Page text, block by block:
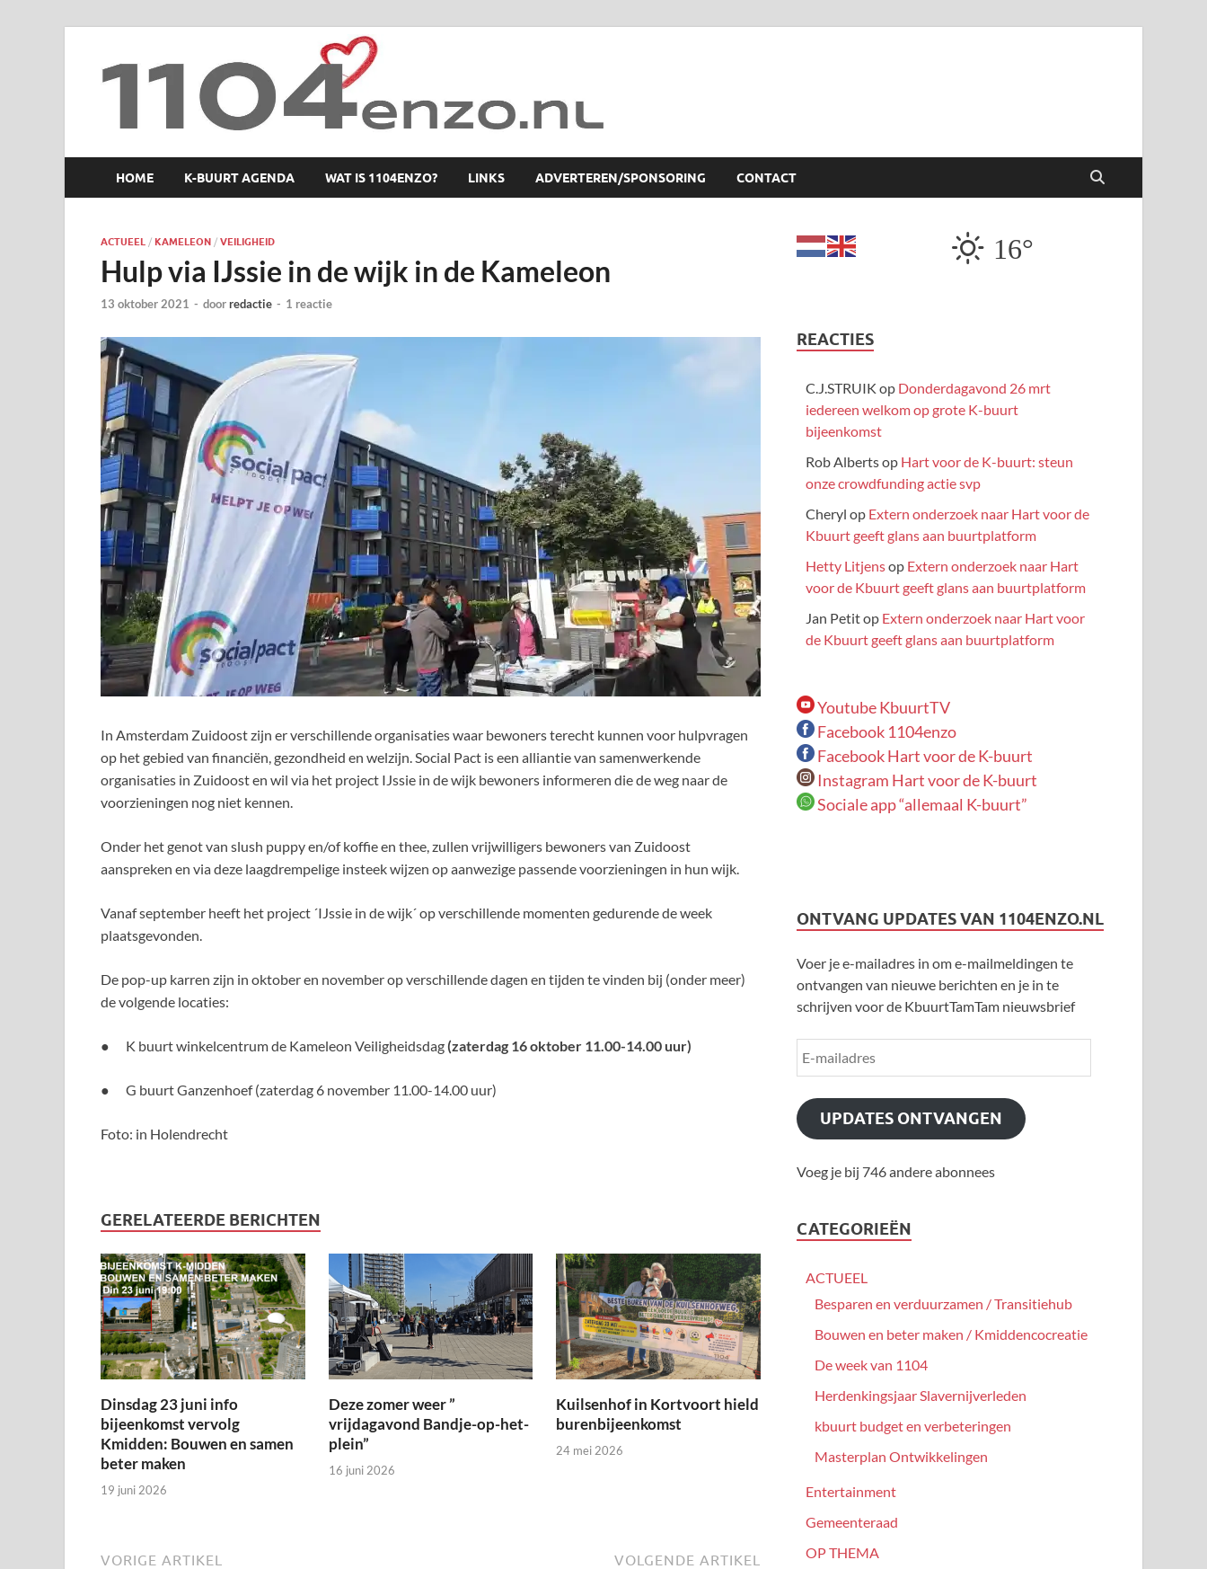
1104 en zo
HOME K-BUURT AGENDA WAT IS 1104ENZO? LINKS ADVERTEREN/SPONSORING CONTACT
ACTUEEL / KAMELEON / VEILIGHEID
Hulp via IJssie in de wijk in de Kameleon
13 oktober 2021 - doorredactie - 1 reactie
In Amsterdam Zuidoost zijn er verschillende organisaties waar bewoners terecht kunnen voor hulpvragen
op het gebied van financiën, gezondheid en welzijn. Social Pact is een alliantie van samenwerkende
organisaties in Zuidoost en wil via het project IJssie in de wijk bewoners informeren die de weg naar de
voorzieningen nog niet kennen.
Onder het genot van slush puppy en/of koffie en thee, zullen vrijwilligers bewoners van Zuidoost
aanspreken en via deze laagdrempelige insteek wijzen op aanwezige passende voorzieningen in hun wijk.
Vanaf september heeft het project ´IJssie in de wijk´ op verschillende momenten gedurende de week
plaatsgevonden.
De pop-up karren zijn in oktober en november op verschillende dagen en tijden te vinden bij (onder meer)
de volgende locaties:
● K buurt winkelcentrum de Kameleon Veiligheidsdag(zaterdag 16 oktober 11.00-14.00 uur)
● G buurt Ganzenhoef (zaterdag 6 november 11.00-14.00 uur)
Foto: in Holendrecht
GERELATEERDE BERICHTEN
Dinsdag 23 juni info
bijeenkomst vervolg
Kmidden: Bouwen en samen
beter maken
19 juni 2026
Deze zomer weer ”
vrijdagavond Bandje-op-het-
plein”
16 juni 2026
Kuilsenhof in Kortvoort hield
burenbijeenkomst
24 mei 2026
VORIGE ARTIKEL VOLGENDE ARTIKEL
16°
REACTIES
C.J.STRUIK op Donderdagavond 26 mrt
iedereen welkom op grote K-buurt
bijeenkomst
Rob Albertsop Hart voor de K-buurt: steun
onze crowdfunding actie svp
Cheryl op Extern onderzoek naar Hart voor de
Kbuurt geeft glans aan buurtplatform
Hetty Litjensop Extern onderzoek naar Hart
voor de Kbuurt geeft glans aan buurtplatform
Jan Petitop Extern onderzoek naar Hart voor
de Kbuurt geeft glans aan buurtplatform
Youtube KbuurtTV
Facebook 1104enzo
Facebook Hart voor de K-buurt
Instagram Hart voor de K-buurt
Sociale app “allemaal K-buurt”
ONTVANG UPDATES VAN 1104ENZO.NL
Voer je e-mailadres in om e-mailmeldingen te
ontvangen van nieuwe berichten en je in te
schrijven voor de KbuurtTamTam nieuwsbrief
UPDATES ONTVANGEN
Voeg je bij 746 andere abonnees
CATEGORIEËN
ACTUEEL
Besparen en verduurzamen / Transitiehub
Bouwen en beter maken / Kmiddencocreatie
De week van 1104
Herdenkingsjaar Slavernijverleden
kbuurt budget en verbeteringen
Masterplan Ontwikkelingen
Entertainment
Gemeenteraad
OP THEMA